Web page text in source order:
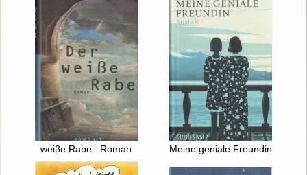
weiβe Rabe : Roman Meine geniale Freundin :